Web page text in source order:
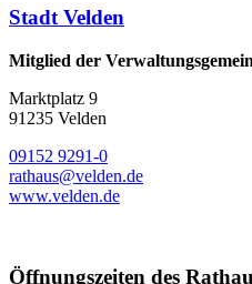
Stadt Velden
Mitglied der
Marktplatz 9
91235 Velden
09152 9291-0
rathaus@velden.de
www.velden.de
Öffnungszeiten des